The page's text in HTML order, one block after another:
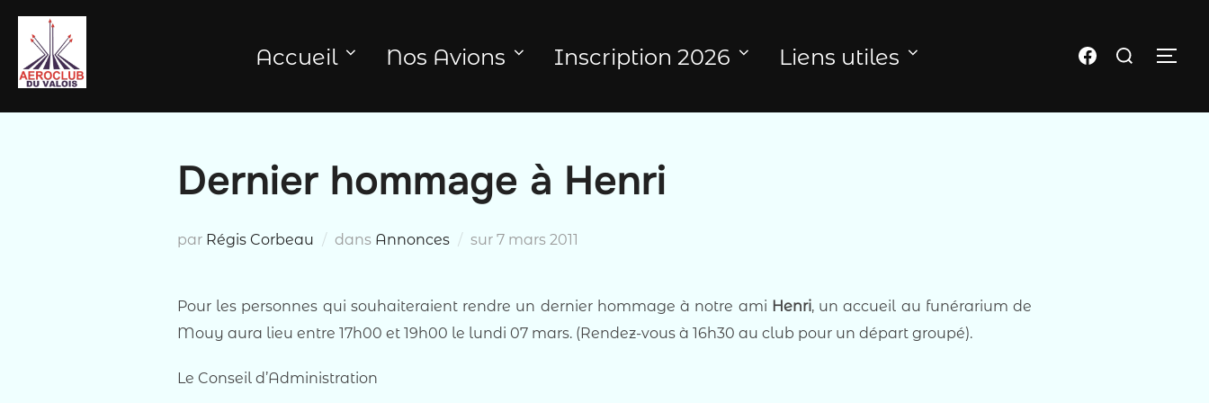
contenu
Accueil Nos Avions Inscription 2026 Liens utiles Page FB du clubRechercher :
Dernier hommage à Henri
par Régis Corbeau dans Annonces sur Publié
7 mars 2011
Pour les personnes qui souhaiteraient rendre un dernier hommage à notre ami Henri, un accueil au funérarium de
Mouy aura lieu entre 17h00 et 19h00 le lundi 07 mars. (Rendez-vous à 16h30 au club pour un départ groupé).
Le Conseil d’Administration